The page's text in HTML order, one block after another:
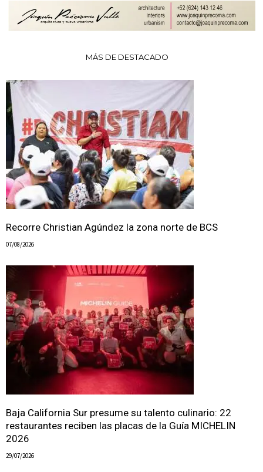
MÁS DE DESTACADO
Recorre Christian Agúndez la zona norte de BCS
07/08/2026
Baja California Sur presume su talento culinario: 22
restaurantes reciben las placas de la Guía MICHELIN
2026
29/07/2026